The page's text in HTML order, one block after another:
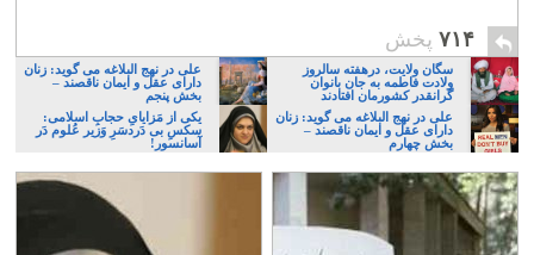
۷۱۴ پخش
سگان ولایت، درهفته سالروز
ولادت فاطمه به جان بانوان
گرانقدر کشورمان افتادند
علی در نهج البلاغه می گوید: زنان
دارای عقل و ایمان ناقصند –
بخش پنجم
علی در نهج البلاغه می گوید: زنان
دارای عقل و ایمان ناقصند –
بخش چهارم
یکی از مَزایایِ حجابِ اسلامی:
سکسِ بی دَردسَرِ وَزیر عُلوم دَر
آسانسور!